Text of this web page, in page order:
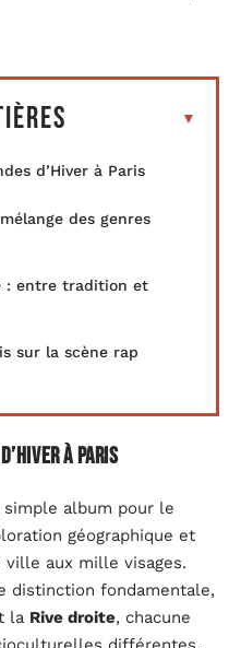
d’Hiver à Paris
des genres
: entre tradition et
sur la scène rap
à Paris
simple album pour le
géographique et
ville aux mille visages.
distinction fondamentale,
la Rive droite, chacune